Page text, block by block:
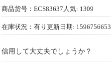
商品货号：ECS83637 人気: 1309
在庫状況：有り 更新日期: 1596756653
信用して大丈夫でしょうか？